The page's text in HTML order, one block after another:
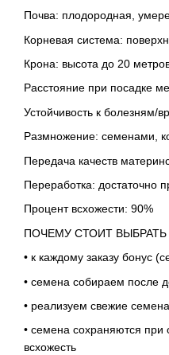
Почва: плодородная,
Корневая система:
Крона: высота до 20
Расстояние при посадке
Устойчивость к болезням/
Размножение: семенами,
Передача качеств
Переработка: достаточно
Процент всхожести: 90%
ПОЧЕМУ СТОИТ
• к каждому заказу бонус
• семена собираем после
• реализуем свежие
• семена сохраняются при
всхожесть